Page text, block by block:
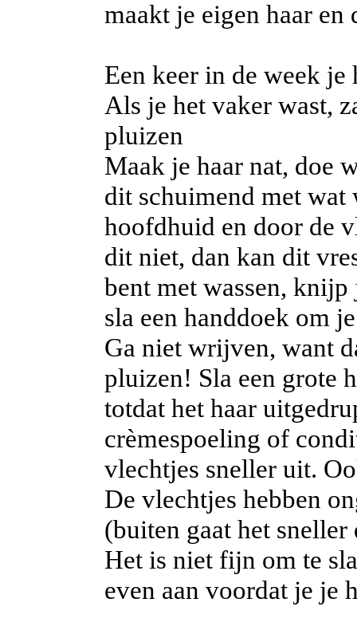
maakt je eigen haar
Een keer in de week je
Als je het vaker wast,
pluizen
Maak je haar nat, doe
dit schuimend met wat
hoofdhuid en door de
dit niet, dan kan dit
bent met wassen,
sla een handdoek om
Ga niet wrijven, want
pluizen! Sla een grote
totdat het haar
crèmespoeling of
vlechtjes sneller uit.
De vlechtjes hebben
(buiten gaat het sneller
Het is niet fijn om te
even aan voordat je je